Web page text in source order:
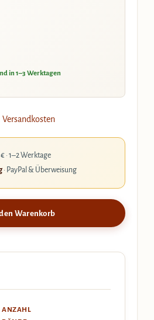
in 1–3 Werktagen
Versandkosten
· 1–2 Werktage
· PayPal & Überweisung
Warenkorb
ANZAHL